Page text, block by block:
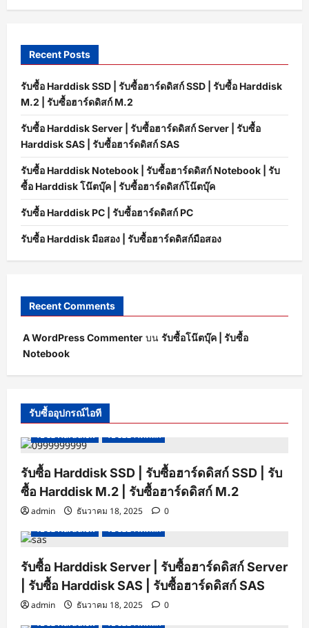
Recent Posts
รับซื้อ Harddisk SSD | รับซื้อฮาร์ดดิสก์ SSD | รับซื้อ Harddisk
M.2 | รับซื้อฮาร์ดดิสก์ M.2
รับซื้อ Harddisk Server | รับซื้อฮาร์ดดิสก์ Server | รับซื้อ
Harddisk SAS | รับซื้อฮาร์ดดิสก์ SAS
รับซื้อ Harddisk Notebook | รับซื้อฮาร์ดดิสก์ Notebook | รับ
ซื้อ Harddisk โน๊ตบุ๊ค | รับซื้อฮาร์ดดิสก์โน๊ตบุ๊ค
รับซื้อ Harddisk PC | รับซื้อฮาร์ดดิสก์ PC
รับซื้อ Harddisk มือสอง | รับซื้อฮาร์ดดิสก์มือสอง
Recent Comments
A WordPress Commenter บน รับซื้อโน๊ตบุ๊ค | รับซื้อ
Notebook
รับซื้ออุปกรณ์ไอที
รับซื้อ Harddisk
รับซื้อฮาร์ดดิสก์
รับซื้อ Harddisk SSD | รับซื้อฮาร์ดดิสก์ SSD | รับ
ซื้อ Harddisk M.2 | รับซื้อฮาร์ดดิสก์ M.2
admin ธันวาคม 18, 2025
0
รับซื้อ Harddisk
รับซื้อฮาร์ดดิสก์
รับซื้อ Harddisk Server | รับซื้อฮาร์ดดิสก์ Server
| รับซื้อ Harddisk SAS | รับซื้อฮาร์ดดิสก์ SAS
admin ธันวาคม 18, 2025
0
รับซื้อ Harddisk
รับซื้อฮาร์ดดิสก์